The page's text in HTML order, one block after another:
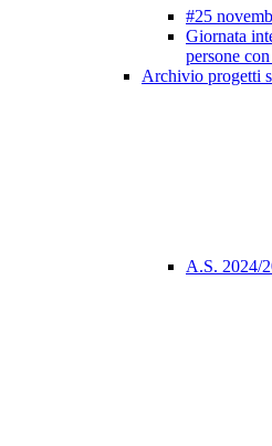
#25
Giornata
persone
Archivio progetti
A.S. 2024/